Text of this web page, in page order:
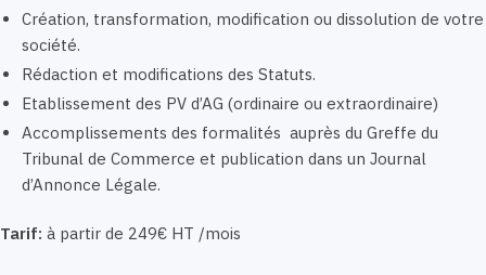
Création, transformation, modification ou dissolution de votre
société.
Rédaction et modifications des Statuts.
Etablissement des PV d’AG (ordinaire ou extraordinaire)
Accomplissements des formalités auprès du Greffe du
Tribunal de Commerce et publication dans un Journal
d’Annonce Légale.
Tarif: à partir de 249€ HT /mois